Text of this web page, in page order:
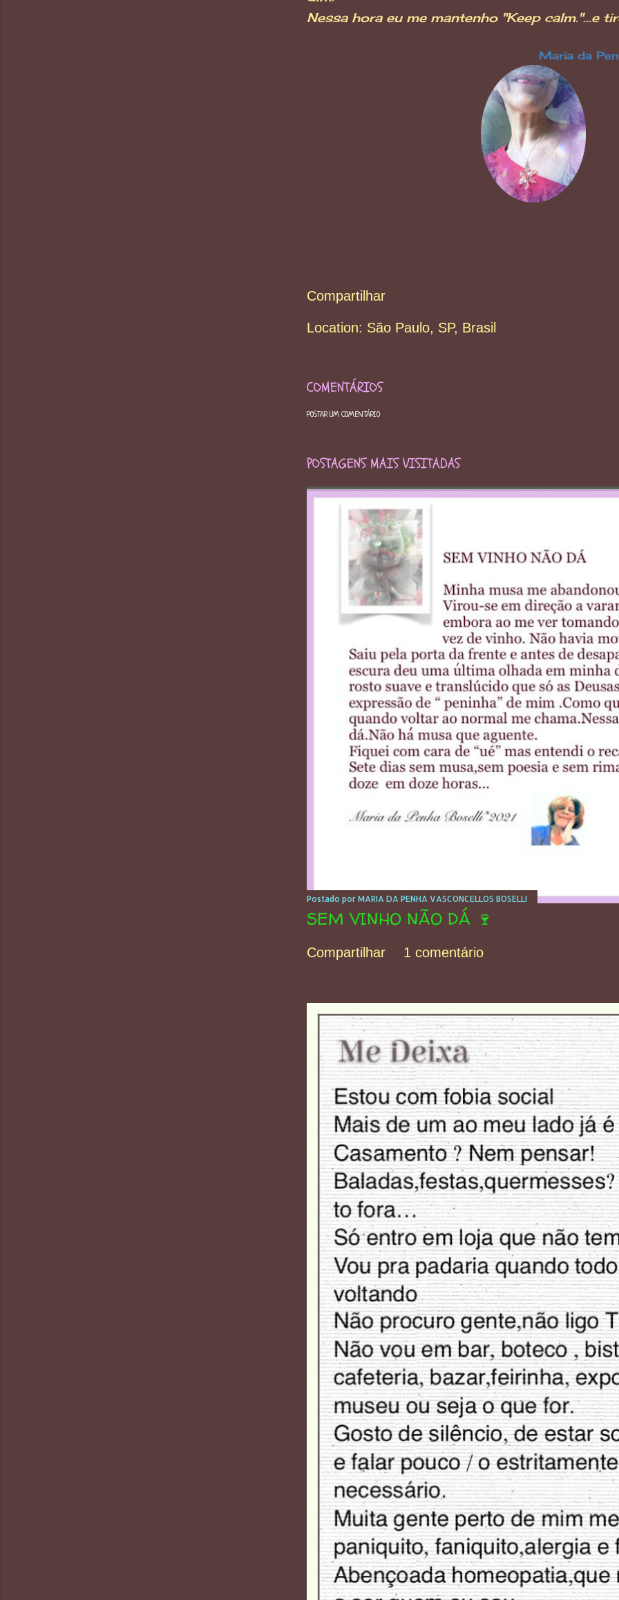
Nessa hora eu me mantenho "Keep calm."...e
Maria da Penha
Compartilhar
Location: São Paulo, SP, Brasil
COMENTÁRIOS
POSTAR UM COMENTÁRIO
POSTAGENS MAIS VISITADAS
Postado por MARIA DA PENHA VASCONCELLOS BOSELLI
SEM VINHO NÃO DÁ 🍷
Compartilhar 1 comentário